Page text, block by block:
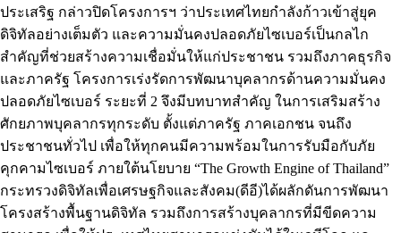
ประเสริฐ กล่าวปิดโครงการฯ ว่าประเทศไทยกำลังก้าวเข้าสู่ยุค
ดิจิทัลอย่างเต็มตัว และความมั่นคงปลอดภัยไซเบอร์เป็นกลไก
สำคัญที่ช่วยสร้างความเชื่อมั่นให้แก่ประชาชน รวมถึงภาคธุรกิจ
และภาครัฐ โครงการเร่งรัดการพัฒนาบุคลากรด้านความมั่นคง
ปลอดภัยไซเบอร์ ระยะที่ 2 จึงมีบทบาทสำคัญ ในการเสริมสร้าง
ศักยภาพบุคลากรทุกระดับ ตั้งแต่ภาครัฐ ภาคเอกชน จนถึง
ประชาชนทั่วไป เพื่อให้ทุกคนมีความพร้อมในการรับมือกับภัย
คุกคามไซเบอร์ ภายใต้นโยบาย “The Growth Engine of Thailand”
กระทรวงดิจิทัลเพื่อเศรษฐกิจและสังคม(ดีอี)ได้ผลักดันการพัฒนา
โครงสร้างพื้นฐานดิจิทัล รวมถึงการสร้างบุคลากรที่มีขีดความ